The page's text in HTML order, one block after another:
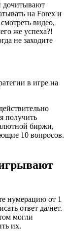
дочитывают
на Forex и
видео,
же успеха?!
не заходите
в игре на
получить
биржи,
10 вопросов.
нумерацию от 1
ответ да/нет.
могли
их.